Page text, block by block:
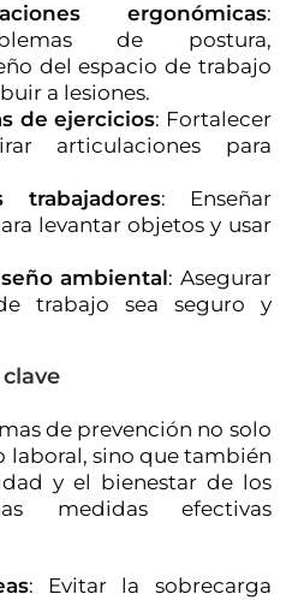
ergonómicas:
de postura,
del espacio de trabajo
a lesiones.
de ejercicios: Fortalecer
articulaciones para
: Enseñar
levantar objetos y usar
ambiental: Asegurar
trabajo sea seguro y
de prevención no solo
laboral, sino que también
y el bienestar de los
medidas efectivas
: Evitar la sobrecarga